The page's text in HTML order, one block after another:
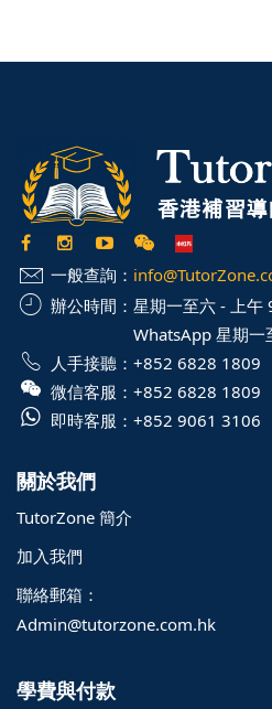
一般查詢：
辦公時間： 星期一至六 - 上午
WhatsApp 星期一
人手接聽： +852 6828 1809
微信客服： +852 6828 1809
即時客服： +852 9061 3106
關於我們
TutorZone 簡介
加入我們
聯絡郵箱：
Admin@tutorzone.com.hk
學費與付款